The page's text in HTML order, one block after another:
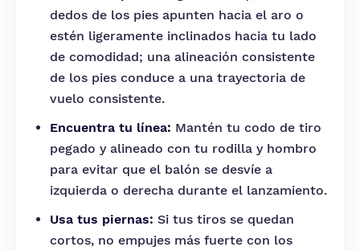
dedos de los pies apunten hacia el aro o
estén ligeramente inclinados hacia tu lado
de comodidad; una alineación consistente
de los pies conduce a una trayectoria de
vuelo consistente.
Encuentra tu línea: Mantén tu codo de tiro
pegado y alineado con tu rodilla y hombro
para evitar que el balón se desvíe a
izquierda o derecha durante el lanzamiento.
Usa tus piernas: Si tus tiros se quedan
cortos, no empujes más fuerte con los